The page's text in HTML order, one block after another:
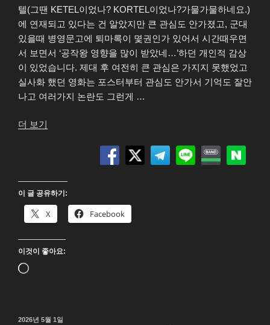
텔(그땐 KETEL이었나? KORTEL이었나?가물가물하네요.)
에 연재되고 있다는 건 알았지만 큰 관심도 안가졌고, 군대
있을때 병영문고에 퇴마록이 몇권인가 있어서 시간때우면
서 보면서 ‘공작왕 영향을 많이 받았네…’하던 개인적 감상
이 있었습니다. 제대 후 여전히 큰 관심은 가지지 못했었고
실사화 했던 영화는 포스터부터 관심도 안가서 기억도 잘안
나고 여러가지 논란도 그런게 …
더 보기
Chronicles:
The
Beginning)
2K
FHD
Blu-
이 글 공유하기:
X Facebook
이것이 좋아요:
로
작
2026년 5월 1일